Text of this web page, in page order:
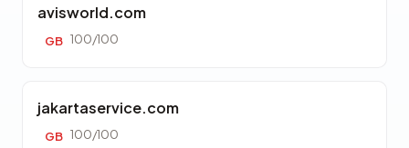
avisworld.com
GB 100/100
jakartaservice.com
GB 100/100